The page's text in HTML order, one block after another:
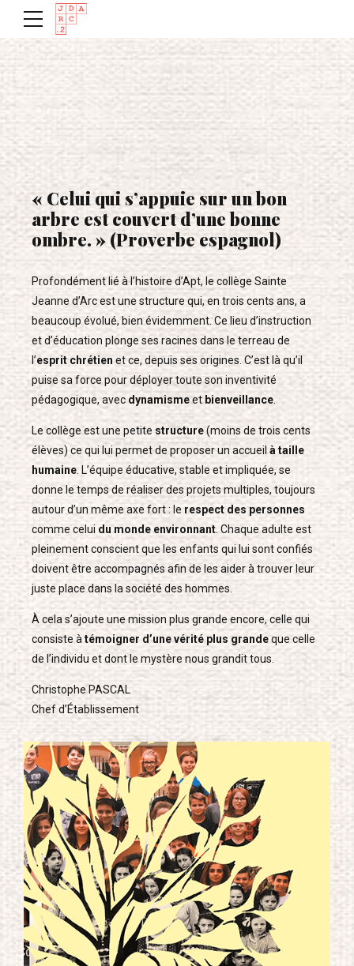
« Celui qui s’appuie sur un bon
arbre est couvert d’une bonne
ombre. » (Proverbe espagnol)
Profondément lié à l’histoire d’Apt, le collège Sainte
Jeanne d’Arc est une structure qui, en trois cents ans, a
beaucoup évolué, bien évidemment. Ce lieu d’instruction
et d’éducation plonge ses racines dans le terreau de
l’esprit chrétienet ce, depuis ses origines. C’est là qu’il
puise sa force pour déployer toute son inventivité
pédagogique, avec dynamismeet bienveillance.
Le collège est une petite structure(moins de trois cents
élèves) ce qui lui permet de proposer un accueil à taille
humaine . L’équipe éducative, stable et impliquée, se
donne le temps de réaliser des projets multiples, toujours
autour d’un même axe fort : le respect des personnes
comme celui du monde environnant. Chaque adulte est
pleinement conscient que les enfants qui lui sont confiés
doivent être accompagnés afin de les aider à trouver leur
juste place dans la société des hommes.
À cela s’ajoute une mission plus grande encore, celle qui
consiste à témoigner d’une vérité plus grandeque celle
de l’individu et dont le mystère nous grandit tous.
Christophe PASCAL
Chef d’Établissement